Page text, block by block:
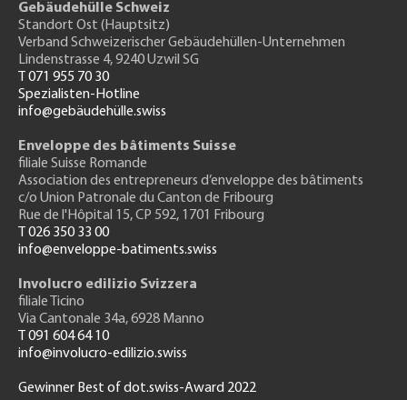
Gebäudehülle Schweiz
Standort Ost (Hauptsitz)
Verband Schweizerischer Gebäudehüllen-Unternehmen
Lindenstrasse 4, 9240 Uzwil SG
T 071 955 70 30
Spezialisten-Hotline
info@gebäudehülle.swiss
Enveloppe des bâtiments Suisse
filiale Suisse Romande
Association des entrepreneurs d’enveloppe des bâtiments
c/o Union Patronale du Canton de Fribourg
Rue de l'Hôpital 15, CP 592, 1701 Fribourg
T 026 350 33 00
info@enveloppe-batiments.swiss
Involucro edilizio Svizzera
filiale Ticino
Via Cantonale 34a, 6928 Manno
T 091 604 64 10
info@involucro-edilizio.swiss
Gewinner Best of dot.swiss-Award 2022